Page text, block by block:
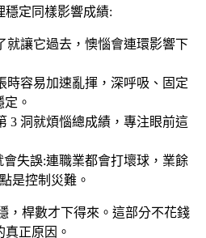
穩定同樣影響成績:
就讓它過去，懊惱會連環影響下
時容易加速亂揮，深呼吸、固定
定。
3 洞就煩惱總成績，專注眼前這
會失誤:連職業都會打壞球，業餘
是控制災難。
，桿數才下得來。這部分不花錢
正原因。